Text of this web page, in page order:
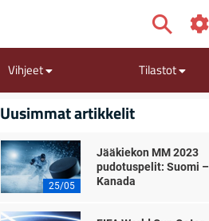
Vihjeet Tilastot
Uusimmat artikkelit
25/05
Jääkiekon MM 2023
pudotuspelit: Suomi –
Kanada